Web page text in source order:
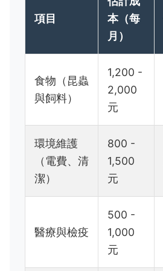
項目
本（每
月）
食物（昆蟲
與飼料）
1,200 -
2,000
元
環境維護
（電費、清
潔）
800 -
1,500
元
醫療與檢疫
500 -
1,000
元